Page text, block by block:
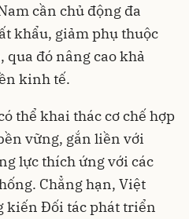
cần chủ động đa
khẩu, giảm phụ thuộc
qua đó nâng cao khả
kinh tế.
thể khai thác cơ chế hợp
vững, gắn liền với
lực thích ứng với các
Chẳng hạn, Việt
kiến Đối tác phát triển